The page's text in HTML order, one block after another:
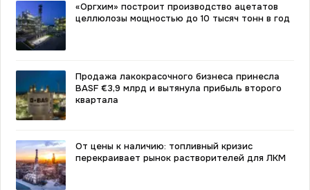
«Оргхим» построит производство ацетатов
целлюлозы мощностью до 10 тысяч тонн в год
Продажа лакокрасочного бизнеса принесла
BASF €3,9 млрд и вытянула прибыль второго
квартала
От цены к наличию: топливный кризис
перекраивает рынок растворителей для ЛКМ